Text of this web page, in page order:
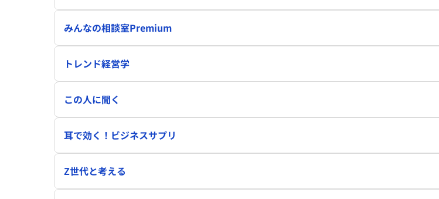
みんなの相談室Premium
トレンド経営学
この人に聞く
耳で効く！ビジネスサプリ
Z世代と考える